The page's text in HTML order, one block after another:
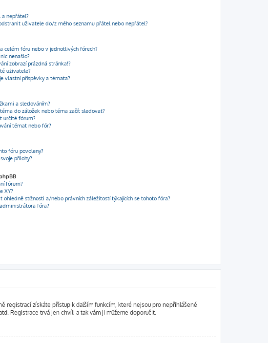
a nepřátel?
uživatele do/z mého seznamu přátel nebo nepřátel?
celém fóru nebo v jednotlivých fórech?
nenašlo?
zobrazí prázdná stránka!?
uživatele?
vlastní příspěvky a témata?
a sledováním?
do záložek nebo téma začít sledovat?
určité fórum?
témat nebo fór?
fóru povoleny?
přílohy?
fórum?
XY?
ohledně stížnosti a/nebo právních záležitostí týkajících se tohoto fóra?
fóra?
registrací získáte přístup k dalším funkcím, které nejsou pro nepřihlášené
Registrace trvá jen chvíli a tak vám ji můžeme doporučit.